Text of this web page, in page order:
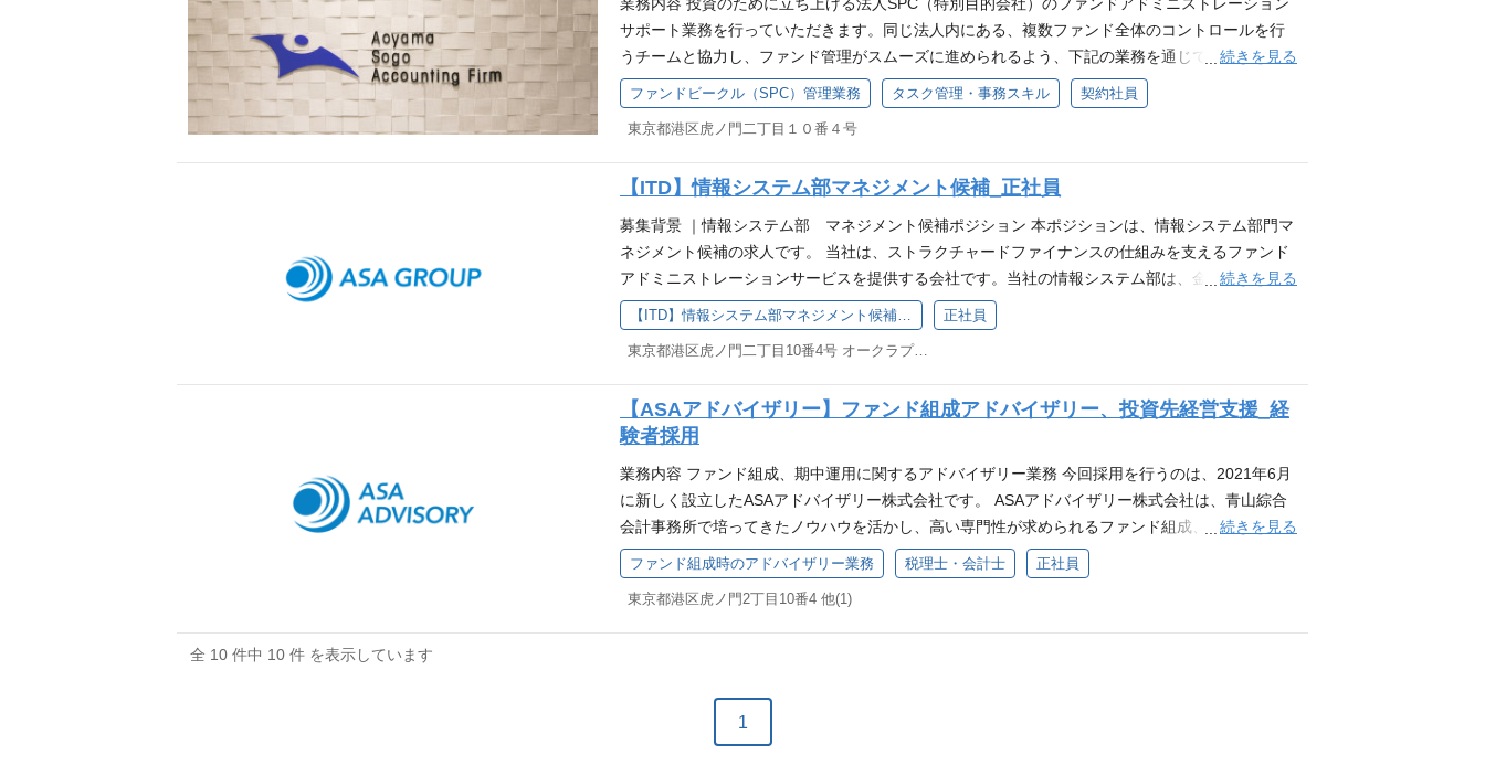
いとした雰囲気です。 子育てや介護と両立している方や、ご家族の海外転勤に同行するが仕事を
続けたい方、副業として業務委託で就業しているメンバーがおり、皆、様々な働き方をしていま
す。
サポート業務を行っていただきます。同じ法人内にある、複数ファンド全体のコントロールを行
うチームと協力し、ファンド管理がスムーズに進められるよう、下記の業務を通じてサポートを
行います。業務の守備範囲が広く、様々な要望に応えながらマルチタスクで業務を進める必要が
あります。 SPCに関する専門知識がない状態から、業務を習得して活躍しているメンバーがほと
んどです。 ■具体的な業務内容 ・請求書作成、発行業務 ・契約書等の電子署名業務 ・司法書士へ
の連絡窓口業務 ・各種システム登録、申請業務 ・専用システムでの確定申告、納付関連業務 ・
期日管理フォロー業務 ・その他の事務対応 まずはグループの上長やメンバーと協力しながら、少
しずつ業務を習得いただき、業務に慣れてきたタイミングで徐々に業務範囲も広げていただきた
いと考えています。責任感を持って、長期的に活躍いただける方を待っています。在宅勤務環境
ですが、わからないことや質問があれば、社内ツールやZoom等使ってフォローができる環境も整
続きを見る
ファンドビークル（SPC）管理業務 タスク管理・事務スキル 契約社員
東京都港区虎ノ門二丁目１０番４号
【ITD】情報システム部マネジメント候補_正社員
募集背景 ｜情報システム部 マネジメント候補ポジション 本ポジションは、情報システム部門マ
ネジメント候補の求人です。 当社は、ストラクチャードファイナンスの仕組みを支えるファンド
アドミニストレーションサービスを提供する会社です。当社の情報システム部は、金融スキーム
を支える役割を担う事業の生命線です。この基盤を支える次期マネージャー候補を募集します。
プログラミングやインフラ構築などの実務経験は不問。求めているのは、IT部門メンバーやその
他現場メンバーともコミュニケーションがとれる能力と、人を動かす提案・調整力です。 業務内
容 業務委託メンバーや外部パートナーのマネジメント、部門予算の管理、経営層へのIT投資提案
など、マネジメントとしての経験を段階的に積んでいただきます。 ・外部ベンダー・パートナー
のコントロール(実際の開発・構築は外部パートナーが担当) ・IT資産管理、社員からの問い合わ
せ対応 ・サーバー、ネットワーク機器のモニタリング、障害対応等のシステム運用管理 ・社内各
部門の業務課題ヒアリング、IT活用による解決策の企画・提案 ・経営層へのIT投資に関する起
案・報告 ・情報システム部門の運営・メンバーマネジメント
続きを見る
正社員
東京都港区虎ノ門二丁目10番4号 オークラプレステージタワー10階
【ASAアドバイザリー】ファンド組成アドバイザリー、投資先経営支援_経
験者採用
業務内容 ファンド組成、期中運用に関するアドバイザリー業務 今回採用を行うのは、2021年6月
に新しく設立したASAアドバイザリー株式会社です。 ASAアドバイザリー株式会社は、青山綜合
会計事務所で培ってきたノウハウを活かし、高い専門性が求められるファンド組成、期中運用に
関するアドバイザリー、多種多様な証券化案件の組成に関するアドバイザリー等によって、金
融、不動産を中心とするビジネスをサポートするために立ち上がった法人です。 税務の実務経
験・知識を持ちながら、その専門性を税務の枠の中だけで終わらせたくない――。 培ってきた強
みを武器に、投資先企業の経営の最前線へ踏み込み、経営者と同じ目線で事業を育て、企業価値
と。その実現のために、一社一社と本気で向き合い、泥臭くも本質的な企業価値向上に取り組ん
でいます。 資格の有無やストラクチャードファイナンスの実務経験は問いません。 必要なのは、
続きを見る
ファンド組成時のアドバイザリー業務 税理士・会計士 正社員
東京都港区虎ノ門2丁目10番4 他(1)
全 10 件中 10 件 を表示しています
1